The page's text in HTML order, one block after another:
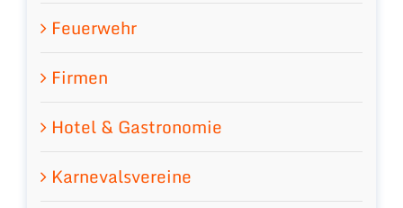
Feuerwehr
Firmen
Hotel & Gastronomie
Karnevalsvereine